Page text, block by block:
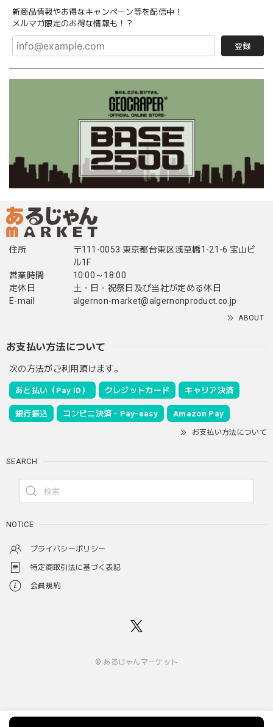
新商品情報やお得なキャンペーン等を配信中！
メルマガ限定のお得な情報も！？
登録
住所
〒111-0053 東京都台東区浅草橋1-21-6 宝山ビ
ル1F
営業時間
10:00～18:00
定休日
土・日・祝祭日及び当社が定める休日
E-mail
algernon-market@algernonproduct.co.jp
ABOUT
お支払い方法について
次の方法がご利用頂けます。
あと払い（Pay ID） クレジットカード キャリア決済
銀行振込 コンビニ決済・Pay-easy Amazon Pay
お支払い方法について
SEARCH
NOTICE
プライバシーポリシー
特定商取引法に基づく表記
会員規約
© あるじゃんマーケット